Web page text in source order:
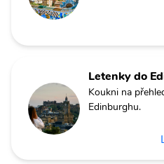
Letenky do
Koukni na
Edinburghu.